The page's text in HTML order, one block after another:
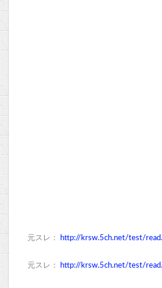
元スレ： http://krsw.5ch.net/test/
元スレ： http://krsw.5ch.net/test/